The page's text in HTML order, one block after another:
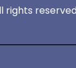
rights